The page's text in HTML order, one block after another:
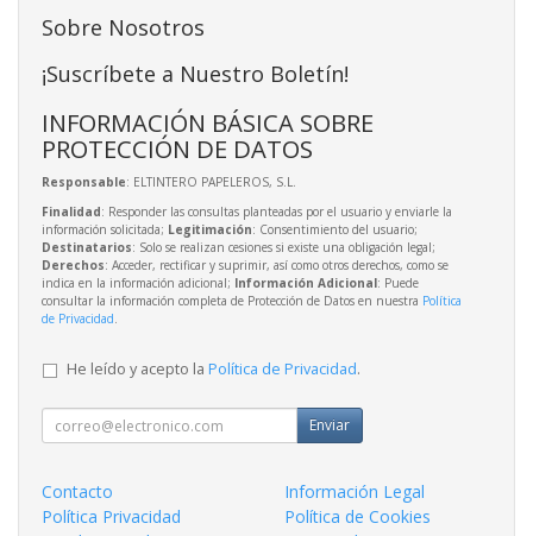
Sobre Nosotros
¡Suscríbete a Nuestro Boletín!
INFORMACIÓN BÁSICA SOBRE
PROTECCIÓN DE DATOS
Responsable: ELTINTERO PAPELEROS, S.L.
Finalidad: Responder las consultas planteadas por el usuario y enviarle la
información solicitada; Legitimación: Consentimiento del usuario;
Destinatarios: Solo se realizan cesiones si existe una obligación legal;
Derechos: Acceder, rectificar y suprimir, así como otros derechos, como se
indica en la información adicional; Información Adicional: Puede
consultar la información completa de Protección de Datos en nuestra Política
de Privacidad.
He leído y acepto la Política de Privacidad.
Enviar
Contacto
Información Legal
Política Privacidad
Política de Cookies